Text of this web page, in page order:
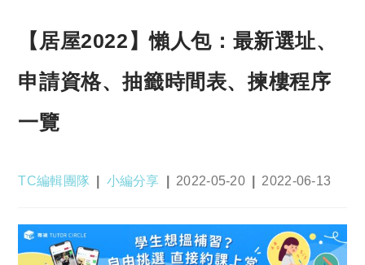
【居屋2022】懶人包：最新選址、
申請資格、抽籤時間表、揀樓程序
一覽
Post
TC編輯團隊
Post
小編分享
Post
2022-05-20
Post
2022-06-13